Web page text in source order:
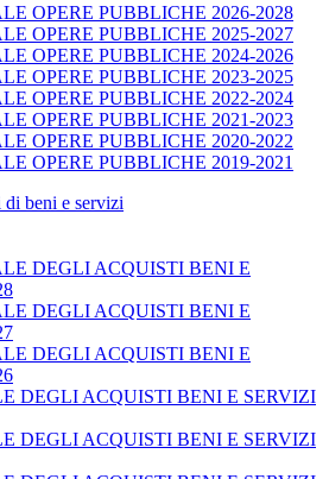
OPERE PUBBLICHE 2026-2028
OPERE PUBBLICHE 2025-2027
OPERE PUBBLICHE 2024-2026
OPERE PUBBLICHE 2023-2025
OPERE PUBBLICHE 2022-2024
OPERE PUBBLICHE 2021-2023
OPERE PUBBLICHE 2020-2022
OPERE PUBBLICHE 2019-2021
beni e servizi
DEGLI ACQUISTI BENI E
DEGLI ACQUISTI BENI E
DEGLI ACQUISTI BENI E
DEGLI ACQUISTI BENI E SERVIZI
DEGLI ACQUISTI BENI E SERVIZI